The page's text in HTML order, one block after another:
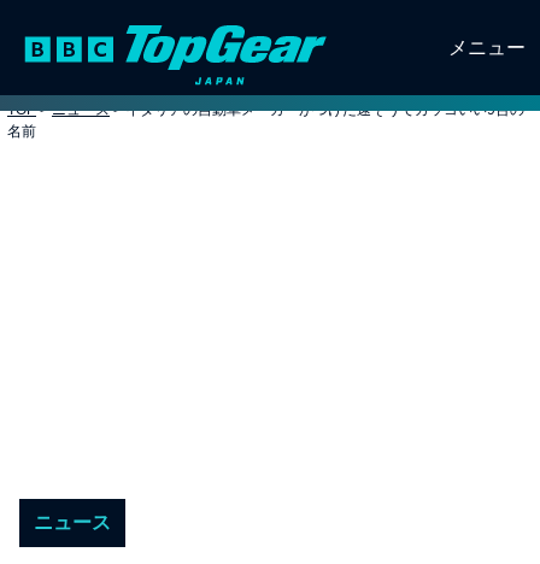
メニュー
TOP > ニュース > イタリアの自動車メーカーがつけた速そうでカッコいい9台の
名前
ニュース